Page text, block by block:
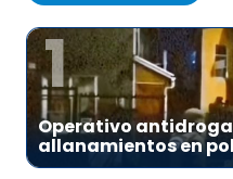
1
Operativo
allanamientos en